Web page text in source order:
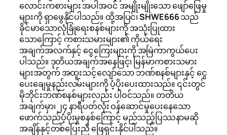
လောင်းကစားများ အပါအဝင် အမျိုးမျိုးသော ဖျော်ဖြေမှု
များကို ရှာဖွေနိုင်ပါသည်။ ထို့အပြင်၊SHWE666သည်
ခိုင်မာသောလုံခြုံရေးစနစ်များကို အသုံးပြုထား
သောကြောင့် ကစားသမားများ၏ ကိုယ်ရေး
အချက်အလက်နှင့် ငွေကြေးများကို အမြဲကာကွယ်ပေး
ပါသည်။ ဒုတိယအချက်အနေဖြင့်၊ မြန်မာကစားသမား
များအတွက် အထူးသင့်လျော်သော ဘဏ်စနစ်များနှင့် ငွေ
ပေးချေမှုနည်းလမ်းများကို ပံ့ပိုးပေးထားသည်။ ၎င်းတွင်
မိုဘိုင်းဘဏ်စနစ်များလည်း ပါဝင်သည်။ တတိယ
အချက်မှာ၊ ၂၄ နာရီပတ်လုံး ဝန်ဆောင်မှုပေးနေသော
ဖောက်သည်ပံ့ပိုးမှုစနစ်ကြောင့် မည်သည့်ပြဿနာမဆို
အချိန်နှင့်တစ်ပြေးညီ ဖြေရှင်းနိုင်ပါသည်။